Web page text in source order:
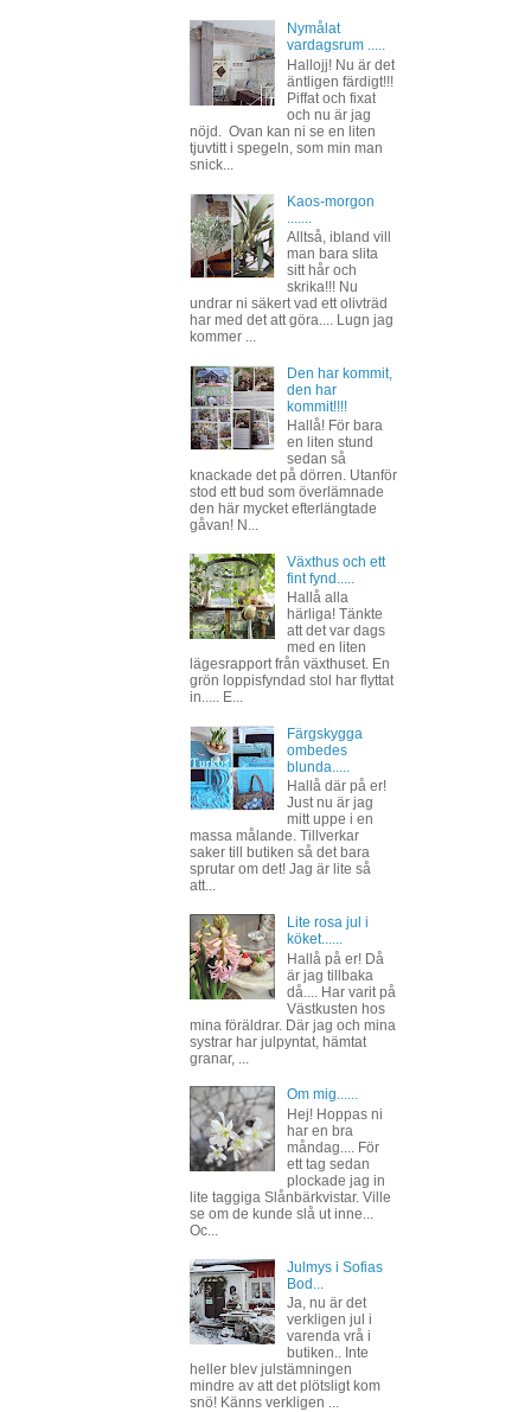
Nymålat
vardagsrum .....
Hallojj! Nu är det
äntligen färdigt!!!
Piffat och fixat
och nu är jag
nöjd. Ovan kan ni se en liten
tjuvtitt i spegeln, som min man
snick...
Kaos-morgon
Alltså, ibland vill
man bara slita
sitt hår och
skrika!!! Nu
undrar ni säkert vad ett olivträd
har med det att göra.... Lugn jag
kommer ...
Den har kommit,
den har
kommit!!!!
Hallå! För bara
en liten stund
sedan så
knackade det på dörren. Utanför
stod ett bud som överlämnade
den här mycket efterlängtade
gåvan! N...
Växthus och ett
fint fynd.....
Hallå alla
härliga! Tänkte
att det var dags
med en liten
lägesrapport från växthuset. En
grön loppisfyndad stol har flyttat
in..... E...
Färgskygga
ombedes
blunda.....
Hallå där på er!
Just nu är jag
mitt uppe i en
massa målande. Tillverkar
saker till butiken så det bara
sprutar om det! Jag är lite så
att...
Lite rosa jul i
köket......
Hallå på er! Då
är jag tillbaka
då.... Har varit på
Västkusten hos
mina föräldrar. Där jag och mina
systrar har julpyntat, hämtat
granar, ...
Om mig......
Hej! Hoppas ni
har en bra
måndag.... För
ett tag sedan
plockade jag in
lite taggiga Slånbärkvistar. Ville
se om de kunde slå ut inne...
Oc...
Julmys i Sofias
Bod...
Ja, nu är det
verkligen jul i
varenda vrå i
butiken.. Inte
heller blev julstämningen
mindre av att det plötsligt kom
snö! Känns verkligen ...